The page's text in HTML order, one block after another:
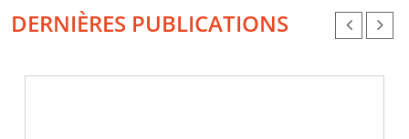
DERNIÈRES PUBLICATIONS